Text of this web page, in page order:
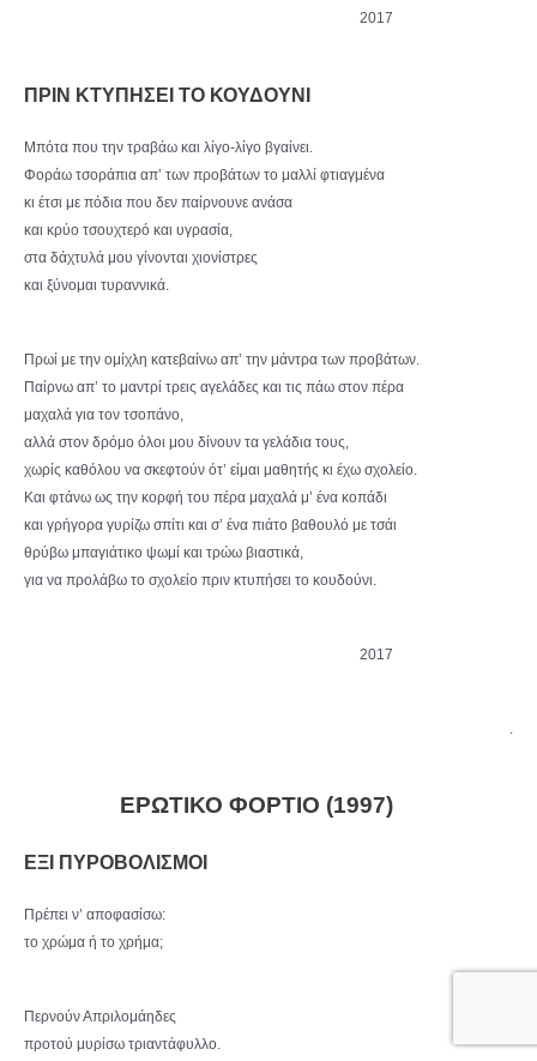
2017
ΠΡΙΝ ΚΤΥΠΗΣΕΙ ΤΟ ΚΟΥΔΟΥΝΙ
Μπότα που την τραβάω και λίγο-λίγο βγαίνει.
Φοράω τσοράπια απ’ των προβάτων το μαλλί φτιαγμένα
κι έτσι με πόδια που δεν παίρνουνε ανάσα
και κρύο τσουχτερό και υγρασία,
στα δάχτυλά μου γίνονται χιονίστρες
και ξύνομαι τυραννικά.
Πρωί με την ομίχλη κατεβαίνω απ’ την μάντρα των προβάτων.
Παίρνω απ’ το μαντρί τρεις αγελάδες και τις πάω στον πέρα
μαχαλά για τον τσοπάνο,
αλλά στον δρόμο όλοι μου δίνουν τα γελάδια τους,
χωρίς καθόλου να σκεφτούν ότ’ είμαι μαθητής κι έχω σχολείο.
Και φτάνω ως την κορφή του πέρα μαχαλά μ’ ένα κοπάδι
και γρήγορα γυρίζω σπίτι και σ’ ένα πιάτο βαθουλό με τσάι
θρύβω μπαγιάτικο ψωμί και τρώω βιαστικά,
για να προλάβω το σχολείο πριν κτυπήσει το κουδούνι.
2017
ΕΡΩΤΙΚΟ ΦΟΡΤΙΟ (1997)
ΕΞΙ ΠΥΡΟΒΟΛΙΣΜΟΙ
Πρέπει ν’ αποφασίσω:
το χρώμα ή το χρήμα;
Περνούν Απριλομάηδες
προτού μυρίσω τριαντάφυλλο.